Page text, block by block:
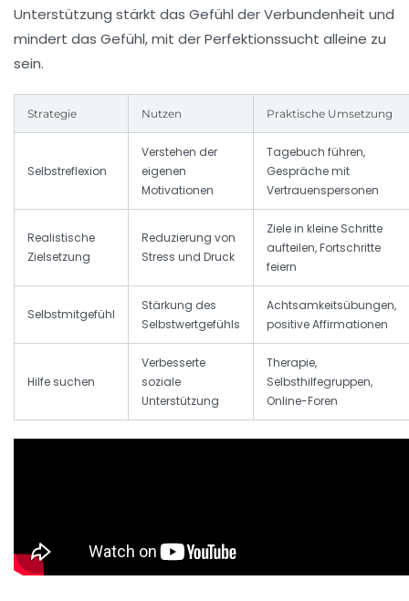
Unterstützung stärkt das Gefühl der Verbundenheit und
mindert das Gefühl, mit der Perfektionssucht alleine zu
sein.
Strategie Nutzen Praktische Umsetzung
Selbstreflexion
Verstehen der
eigenen
Motivationen
Tagebuch führen,
Gespräche mit
Vertrauenspersonen
Realistische
Zielsetzung
Reduzierung von
Stress und Druck
Ziele in kleine Schritte
aufteilen, Fortschritte
feiern
Selbstmitgefühl
Stärkung des
Selbstwertgefühls
Achtsamkeitsübungen,
positive Affirmationen
Hilfe suchen
Verbesserte
soziale
Unterstützung
Therapie,
Selbsthilfegruppen,
Online-Foren